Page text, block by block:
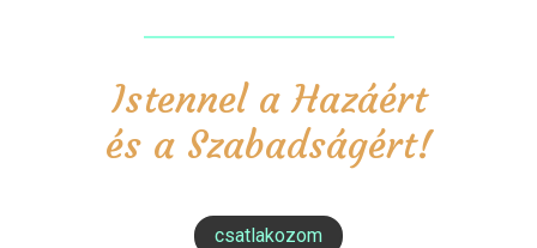
Istennel a Hazáért
és a Szabadságért!
csatlakozom